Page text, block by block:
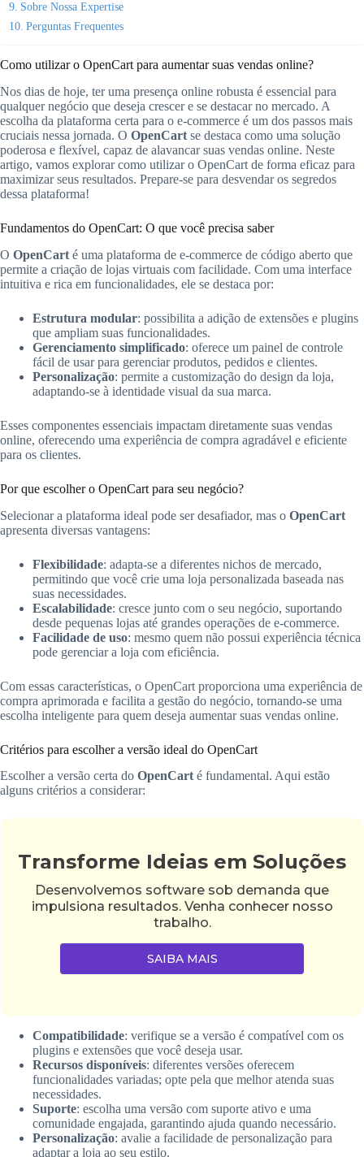
Sobre Nossa Expertise
Perguntas Frequentes
Como utilizar o OpenCart para aumentar suas vendas online?
Nos dias de hoje, ter uma presença online robusta é essencial para
qualquer negócio que deseja crescer e se destacar no mercado. A
escolha da plataforma certa para o e-commerce é um dos passos mais
cruciais nessa jornada. O OpenCart se destaca como uma solução
poderosa e flexível, capaz de alavancar suas vendas online. Neste
artigo, vamos explorar como utilizar o OpenCart de forma eficaz para
maximizar seus resultados. Prepare-se para desvendar os segredos
dessa plataforma!
Fundamentos do OpenCart: O que você precisa saber
O OpenCart é uma plataforma de e-commerce de código aberto que
permite a criação de lojas virtuais com facilidade. Com uma interface
intuitiva e rica em funcionalidades, ele se destaca por:
Estrutura modular: possibilita a adição de extensões e plugins
que ampliam suas funcionalidades.
Gerenciamento simplificado: oferece um painel de controle
fácil de usar para gerenciar produtos, pedidos e clientes.
Personalização: permite a customização do design da loja,
adaptando-se à identidade visual da sua marca.
Esses componentes essenciais impactam diretamente suas vendas
online, oferecendo uma experiência de compra agradável e eficiente
para os clientes.
Por que escolher o OpenCart para seu negócio?
Selecionar a plataforma ideal pode ser desafiador, mas o OpenCart
apresenta diversas vantagens:
Flexibilidade: adapta-se a diferentes nichos de mercado,
permitindo que você crie uma loja personalizada baseada nas
suas necessidades.
Escalabilidade: cresce junto com o seu negócio, suportando
desde pequenas lojas até grandes operações de e-commerce.
Facilidade de uso: mesmo quem não possui experiência técnica
pode gerenciar a loja com eficiência.
Com essas características, o OpenCart proporciona uma experiência de
compra aprimorada e facilita a gestão do negócio, tornando-se uma
escolha inteligente para quem deseja aumentar suas vendas online.
Critérios para escolher a versão ideal do OpenCart
Escolher a versão certa do OpenCarté fundamental. Aqui estão
alguns critérios a considerar:
Transforme Ideias em Soluções
Desenvolvemos software sob demanda que
impulsiona resultados. Venha conhecer nosso
trabalho.
SAIBA MAIS
Compatibilidade: verifique se a versão é compatível com os
plugins e extensões que você deseja usar.
Recursos disponíveis: diferentes versões oferecem
funcionalidades variadas; opte pela que melhor atenda suas
necessidades.
Suporte: escolha uma versão com suporte ativo e uma
comunidade engajada, garantindo ajuda quando necessário.
Personalização: avalie a facilidade de personalização para
adaptar a loja ao seu estilo.